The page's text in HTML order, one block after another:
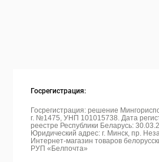
Госрегистрация:
Госрегистрация: решение
г. №1475, УНП 101015738. Дата
реестре Республики Беларусь:
Юридический адрес: г. Минск, пр.
Интернет-магазин товаров
РУП «Белпочта»